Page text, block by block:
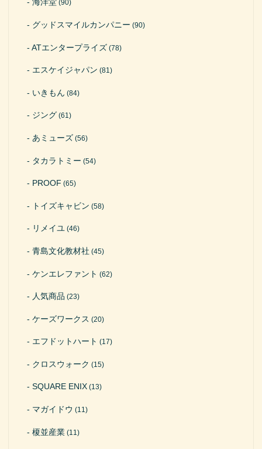
海洋堂(90)
グッドスマイルカンパニー (90)
ATエンタープライズ(78)
エスケイジャパン (81)
いきもん (84)
ジング (61)
あミューズ (56)
タカラトミー (54)
PROOF (65)
トイズキャビン (58)
リメイユ(46)
青島文化教材社 (45)
ケンエレファント (62)
人気商品 (23)
ケーズワークス (20)
エフドットハート (17)
クロスウォーク (15)
SQUARE ENIX(13)
マガイドウ (11)
榎並産業(11)